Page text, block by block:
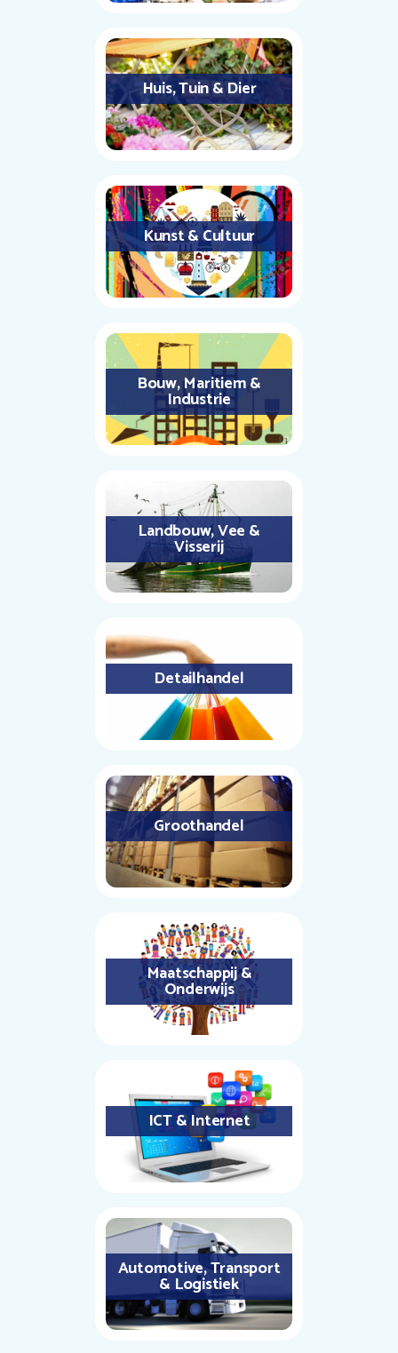
Huis, Tuin & Dier
Kunst & Cultuur
Bouw, Maritiem &
Industrie
Landbouw, Vee &
Visserij
Detailhandel
Groothandel
Maatschappij &
Onderwijs
ICT & Internet
Automotive, Transport
& Logistiek